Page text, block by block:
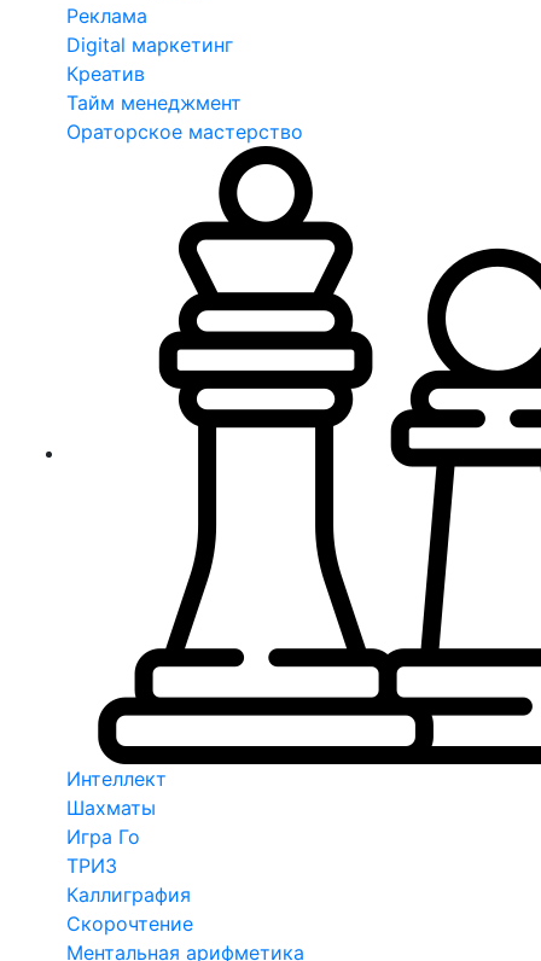
Реклама
Digital маркетинг
Креатив
Тайм менеджмент
Ораторское мастерство
Интеллект
Шахматы
Игра Го
ТРИЗ
Каллиграфия
Скорочтение
Ментальная арифметика